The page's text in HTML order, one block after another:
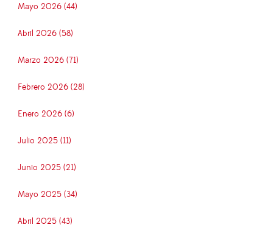
Mayo 2026 (44)
Abril 2026 (58)
Marzo 2026 (71)
Febrero 2026 (28)
Enero 2026 (6)
Julio 2025 (11)
Junio 2025 (21)
Mayo 2025 (34)
Abril 2025 (43)